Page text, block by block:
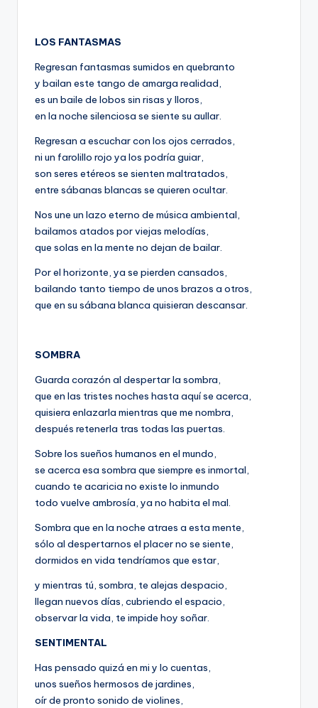
LOS FANTASMAS
Regresan fantasmas sumidos en quebranto
y bailan este tango de amarga realidad,
es un baile de lobos sin risas y lloros,
en la noche silenciosa se siente su aullar.
Regresan a escuchar con los ojos cerrados,
ni un farolillo rojo ya los podría guiar,
son seres etéreos se sienten maltratados,
entre sábanas blancas se quieren ocultar.
Nos une un lazo eterno de música ambiental,
bailamos atados por viejas melodías,
que solas en la mente no dejan de bailar.
Por el horizonte, ya se pierden cansados,
bailando tanto tiempo de unos brazos a otros,
que en su sábana blanca quisieran descansar.
SOMBRA
Guarda corazón al despertar la sombra,
que en las tristes noches hasta aquí se acerca,
quisiera enlazarla mientras que me nombra,
después retenerla tras todas las puertas.
Sobre los sueños humanos en el mundo,
se acerca esa sombra que siempre es inmortal,
cuando te acaricia no existe lo inmundo
todo vuelve ambrosía, ya no habita el mal.
Sombra que en la noche atraes a esta mente,
sólo al despertarnos el placer no se siente,
dormidos en vida tendríamos que estar,
y mientras tú, sombra, te alejas despacio,
llegan nuevos días, cubriendo el espacio,
observar la vida, te impide hoy soñar.
SENTIMENTAL
Has pensado quizá en mi y lo cuentas,
unos sueños hermosos de jardines,
oír de pronto sonido de violines,